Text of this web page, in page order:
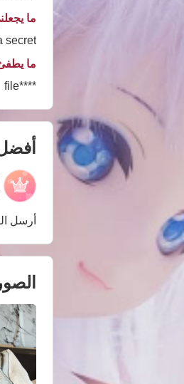
ما
secret
ما
****file
أفضل 10 من
أرسل